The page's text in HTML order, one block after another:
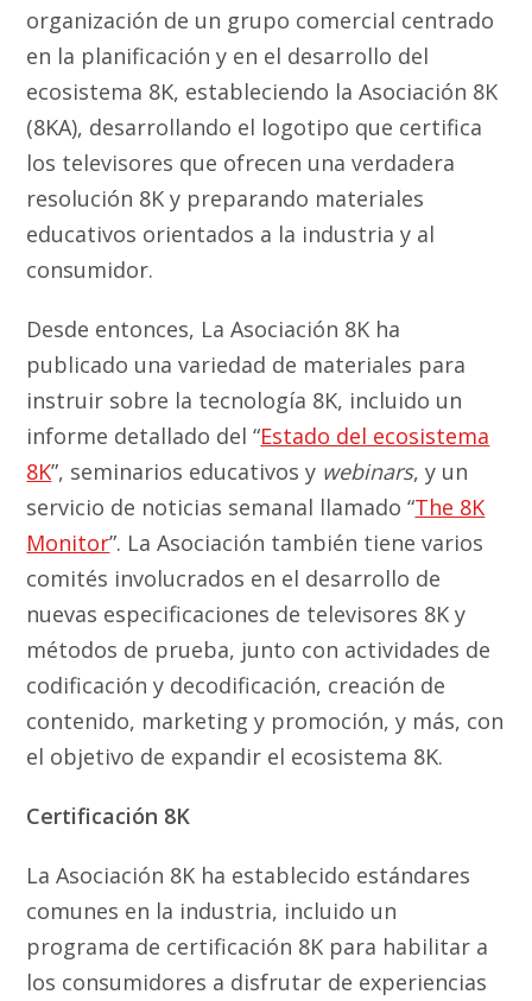
organización de un grupo comercial centrado
en la planificación y en el desarrollo del
ecosistema 8K, estableciendo la Asociación 8K
(8KA), desarrollando el logotipo que certifica
los televisores que ofrecen una verdadera
resolución 8K y preparando materiales
educativos orientados a la industria y al
consumidor.
Desde entonces, La Asociación 8K ha
publicado una variedad de materiales para
instruir sobre la tecnología 8K, incluido un
informe detallado del “Estado del ecosistema
8K”, seminarios educativos y webinars, y un
servicio de noticias semanal llamado “The 8K
Monitor”. La Asociación también tiene varios
comités involucrados en el desarrollo de
nuevas especificaciones de televisores 8K y
métodos de prueba, junto con actividades de
codificación y decodificación, creación de
contenido, marketing y promoción, y más, con
el objetivo de expandir el ecosistema 8K.
Certificación 8K
La Asociación 8K ha establecido estándares
comunes en la industria, incluido un
programa de certificación 8K para habilitar a
los consumidores a disfrutar de experiencias